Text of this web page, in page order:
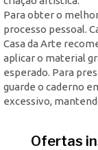
Para obter o
processo pessoal.
Casa da Arte
aplicar o material
esperado. Para
guarde o caderno
excessivo,
Ofertas